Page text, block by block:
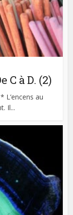
C à D. (2)
L’encens au
Il...